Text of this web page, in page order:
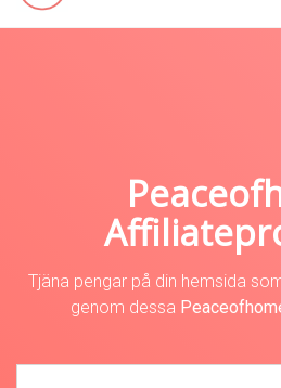
Tjäna pengar på din hemsida
genom dessa